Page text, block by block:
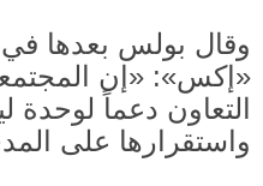
وقال بولس بعدها
« إكس»: « إن
التعاون دعماً لوحدة
واستقرارها على